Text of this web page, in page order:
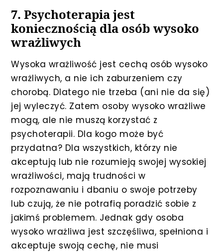
7. Psychoterapia jest
koniecznością dla osób wysoko
wrażliwych
Wysoka wrażliwość jest cechą osób wysoko
wrażliwych, a nie ich zaburzeniem czy
chorobą. Dlatego nie trzeba (ani nie da się)
jej wyleczyć. Zatem osoby wysoko wrażliwe
mogą, ale nie muszą korzystać z
psychoterapii. Dla kogo może być
przydatna? Dla wszystkich, którzy nie
akceptują lub nie rozumieją swojej wysokiej
wrażliwości, mają trudności w
rozpoznawaniu i dbaniu o swoje potrzeby
lub czują, że nie potrafią poradzić sobie z
jakimś problemem. Jednak gdy osoba
wysoko wrażliwa jest szczęśliwa, spełniona i
akceptuje swoją cechę, nie musi